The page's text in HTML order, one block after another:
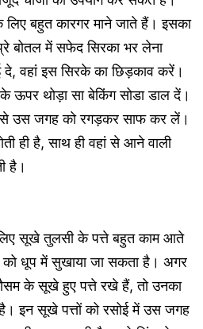
बहुत कारगर माने जाते हैं। इसका
बोतल में सफेद सिरका भर लेना
दे, वहां इस सिरके का छिड़काव करें।
थोड़ा सा बेकिंग सोडा डाल दें।
उस जगह को रगड़कर साफ कर लें।
ही है, साथ ही वहां से आने वाली
है।
सूखे तुलसी के पत्ते बहुत काम आते
धूप में सुखाया जा सकता है। अगर
के सूखे हुए पत्ते रखे हैं, तो उनका
इन सूखे पत्तों को रसोई में उस जगह